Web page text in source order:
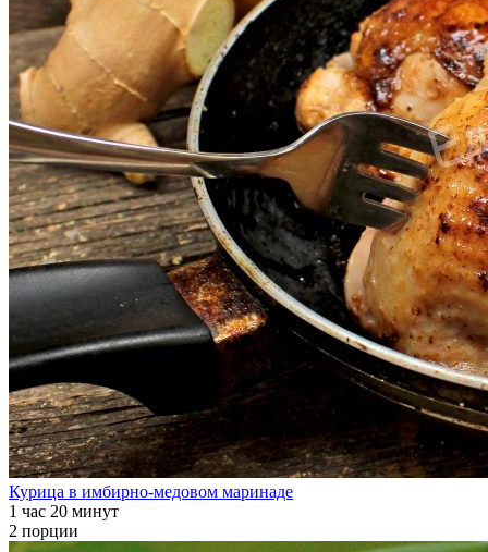
Курица в имбирно-медовом маринаде
1 час 20 минут
2 порции